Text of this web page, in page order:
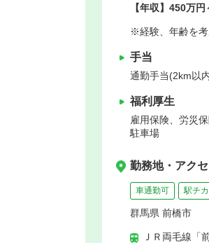
【年収】450万
※経験、年齢を考
手当
通勤手当(2km以
福利厚生
雇用保険、労災
駐車場
勤務地・アク
車通勤可 駅チカ
群馬県 前橋市
ＪＲ両毛線「